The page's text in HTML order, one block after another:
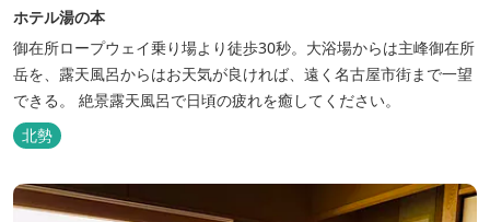
ホテル湯の本
御在所ロープウェイ乗り場より徒歩30秒。大浴場からは主峰御在所
岳を、露天風呂からはお天気が良ければ、遠く名古屋市街まで一望
できる。 絶景露天風呂で日頃の疲れを癒してください。
北勢